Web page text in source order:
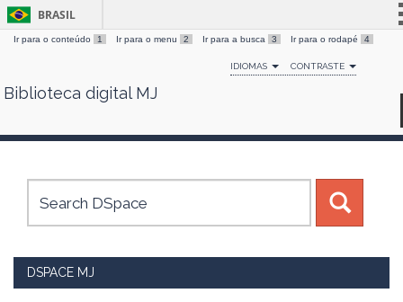
Skip
BRASIL
Simplifique!
Comunica BR
Canais
Ir para o conteúdo 1 Ir para o menu 2 Ir para a busca 3 Ir para o rodapé 4
IDIOMAS CONTRASTE
Biblioteca digital MJ
DSPACE MJ